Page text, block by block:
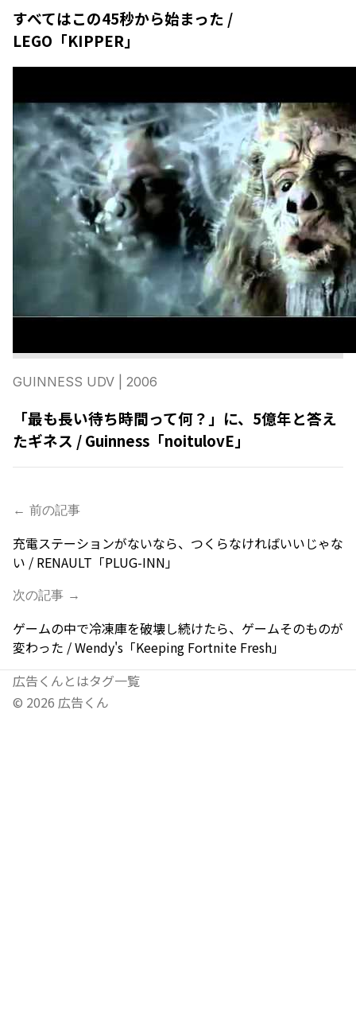
すべてはこの45秒から始まった /
LEGO「KIPPER」
GUINNESS UDV | 2006
「最も長い待ち時間って何？」に、5億年と答え
たギネス / Guinness「noitulovE」
← 前の記事
充電ステーションがないなら、つくらなければいいじゃな
い / RENAULT「PLUG-INN」
次の記事 →
ゲームの中で冷凍庫を破壊し続けたら、ゲームそのものが
変わった / Wendy's「Keeping Fortnite Fresh」
広告くんとはタグ一覧
© 2026 広告くん